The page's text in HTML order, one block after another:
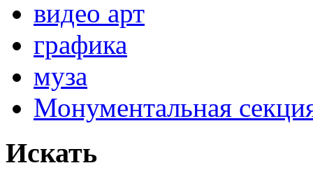
видео арт
графика
муза
Монументальная
Искать